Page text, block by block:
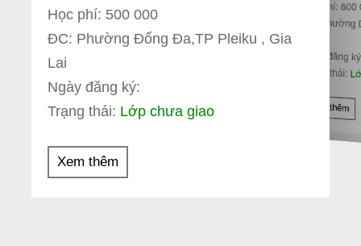
Học phí: 500 000
ĐC: Phường Đống Đa,TP Pleiku , Gia
Lai
Ngày đăng ký:
Trạng thái: Lớp chưa giao
Xem thêm
Học phí: 600
ĐC:
Ngày đăng
Trạng thái:
Xem thêm